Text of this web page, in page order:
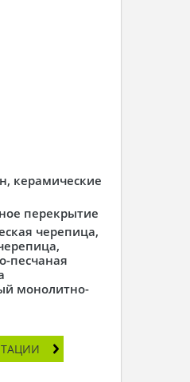
керамические
перекрытие
черепица,
песчаная
монолитно-